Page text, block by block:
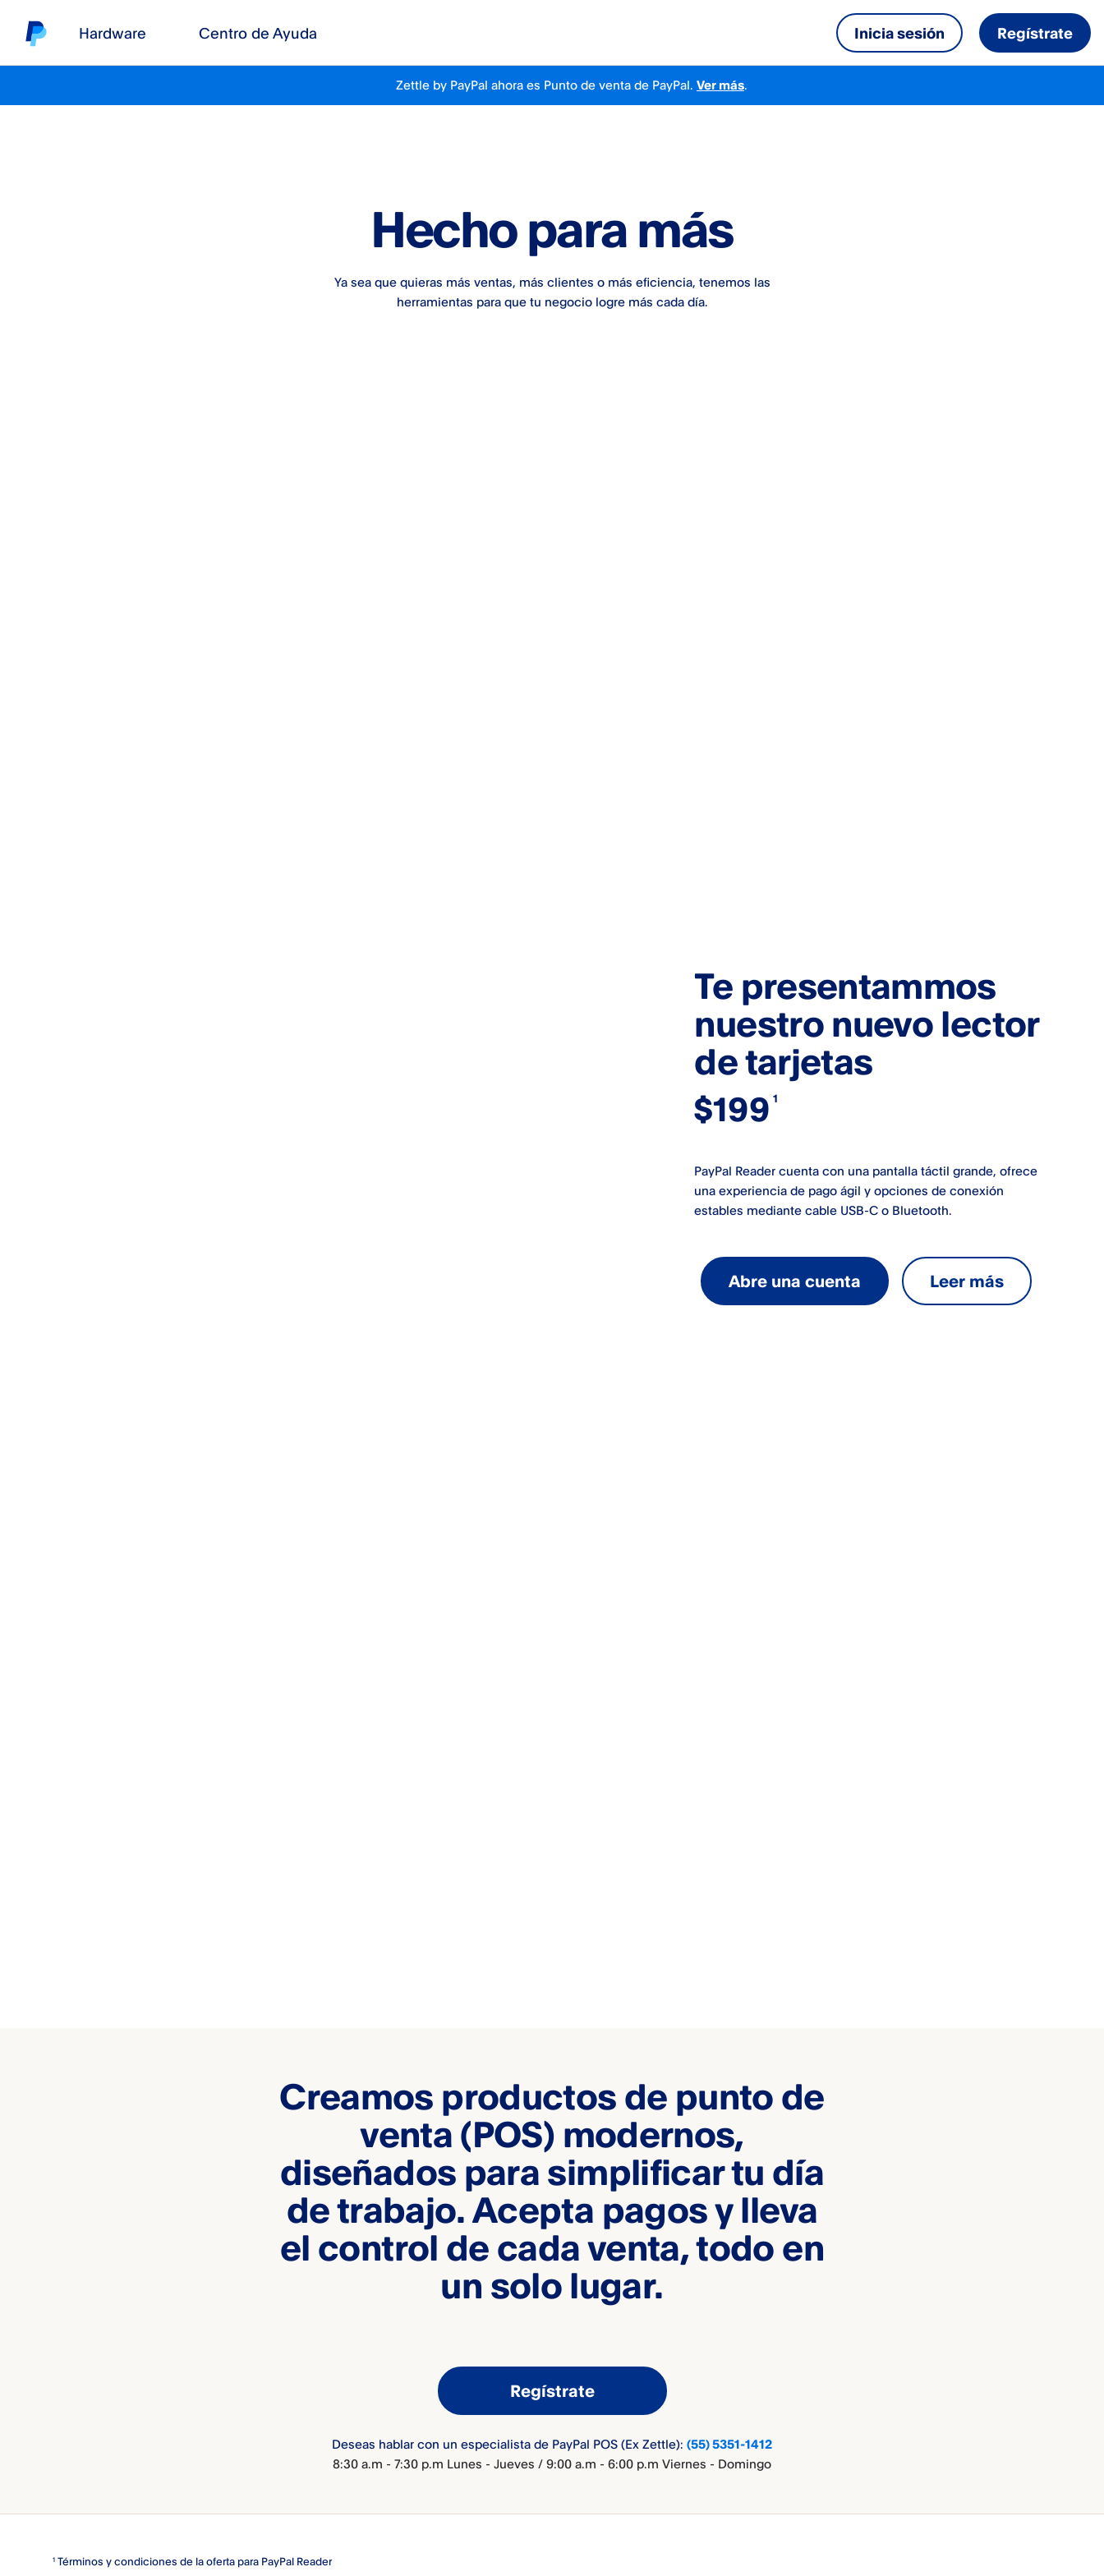
Hardware Centro de Ayuda Inicia sesión Regístrate
Zettle by PayPal ahora es Punto de venta de PayPal. Ver más.
Hecho para más
Ya sea que quieras más ventas, más clientes o más eficiencia, tenemos las
herramientas para que tu negocio logre más cada día.
Te presentammos
nuestro nuevo lector
de tarjetas
PayPal Reader cuenta con una pantalla táctil grande, ofrece
una experiencia de pago ágil y opciones de conexión
estables mediante cable USB-C o Bluetooth.
$199
Abre una cuenta Leer más
Creamos productos de punto de
venta (POS) modernos,
diseñados para simplificar tu día
de trabajo. Acepta pagos y lleva
el control de cada venta, todo en
un solo lugar.
Regístrate
Deseas hablar con un especialista de PayPal POS (Ex Zettle): (55) 5351-1412
8:30 a.m - 7:30 p.m Lunes - Jueves / 9:00 a.m - 6:00 p.m Viernes - Domingo
1 Términos y condiciones de la oferta para PayPal Reader